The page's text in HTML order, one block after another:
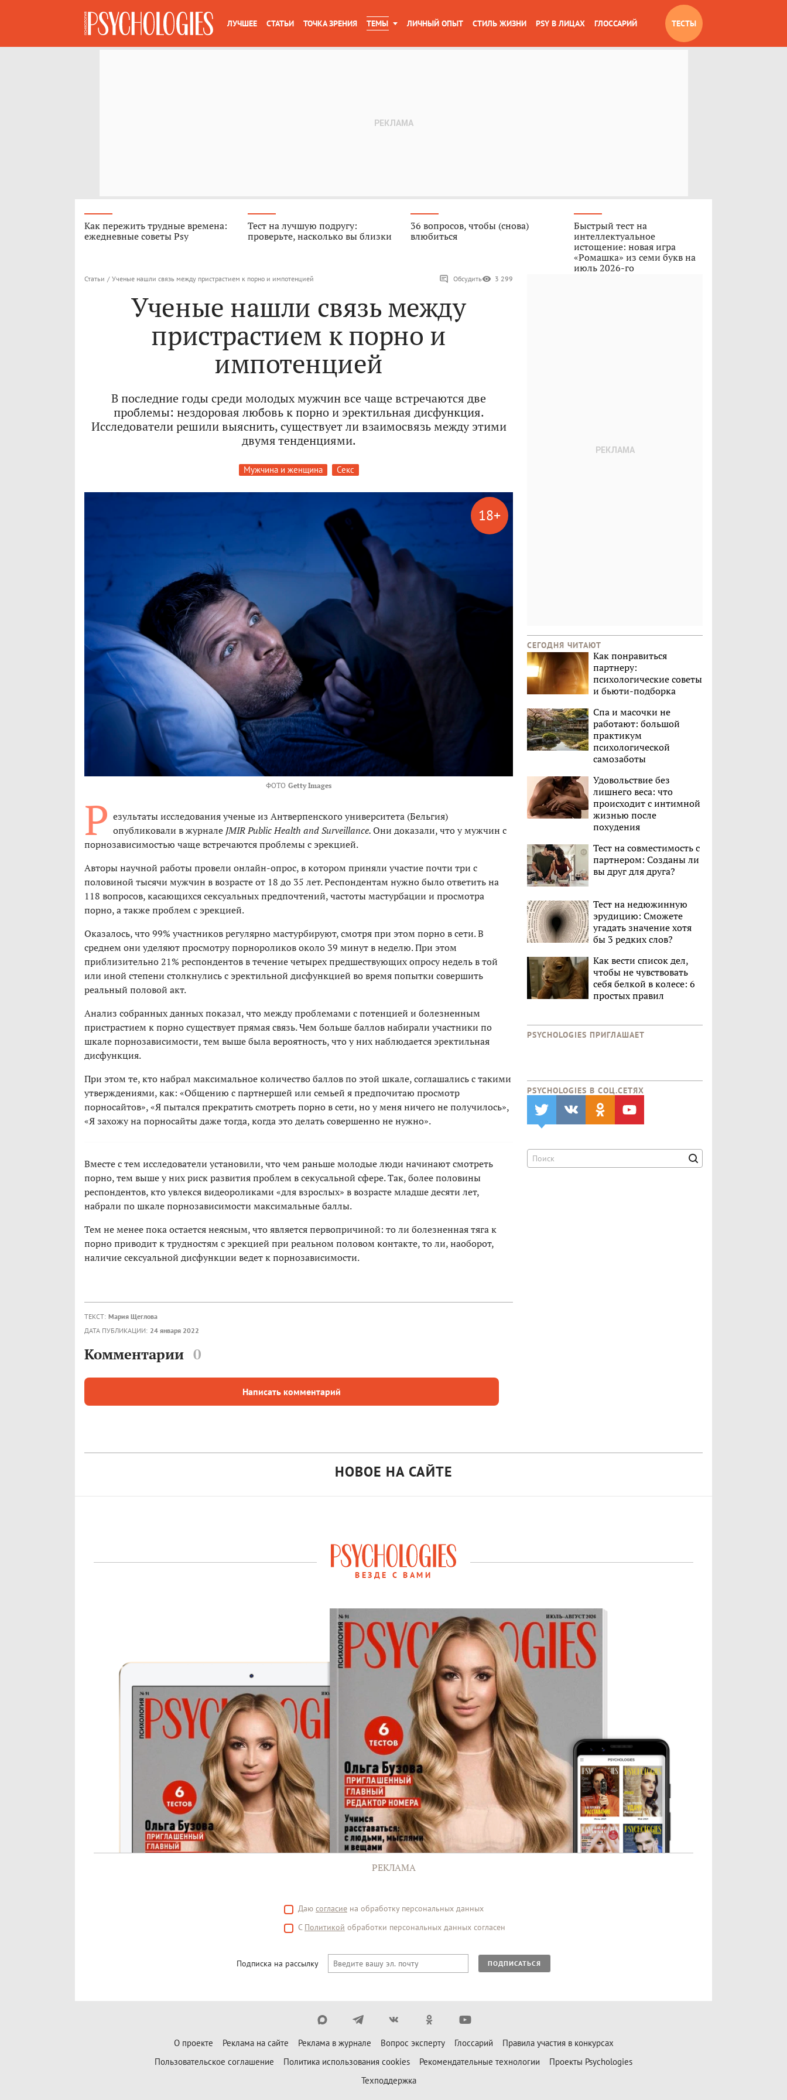
ЛУЧШЕЕ СТАТЬИ ТОЧКА ЗРЕНИЯ ТЕМЫ ЛИЧНЫЙ ОПЫТ СТИЛЬ ЖИЗНИ PSY В ЛИЦАХ ГЛОССАРИЙ ТЕСТЫ
Как пережить трудные времена:
ежедневные советы Psy
Тест на лучшую подругу:
проверьте, насколько вы близки
36 вопросов, чтобы (снова)
влюбиться
Быстрый тест на
интеллектуальное
истощение: новая игра
«Ромашка» из семи букв на
июль 2026-го
Статьи / Ученые нашли связь между пристрастием к порно и импотенцией Обсудить 3 299
Ученые нашли связь между
пристрастием к порно и
импотенцией
В последние годы среди молодых мужчин все чаще встречаются две
проблемы: нездоровая любовь к порно и эректильная дисфункция.
Исследователи решили выяснить, существует ли взаимосвязь между этими
двумя тенденциями.
Мужчина и женщина Секс
18+
ФОТО Getty Images
Р езультаты исследования ученые из Антверпенского университета (Бельгия)
опубликовали в журнале JMIR Public Health and Surveillance.Они доказали, что у мужчин с
порнозависимостью чаще встречаются проблемы с эрекцией.
Авторы научной работы провели онлайн-опрос, в котором приняли участие почти три с
половиной тысячи мужчин в возрасте от 18 до 35 лет. Респондентам нужно было ответить на
118 вопросов, касающихся сексуальных предпочтений, частоты мастурбации и просмотра
порно, а также проблем с эрекцией.
Оказалось, что 99% участников регулярно мастурбируют, смотря при этом порно в сети. В
среднем они уделяют просмотру порнороликов около 39 минут в неделю. При этом
приблизительно 21% респондентов в течение четырех предшествующих опросу недель в той
или иной степени столкнулись с эректильной дисфункцией во время попытки совершить
реальный половой акт.
Анализ собранных данных показал, что между проблемами с потенцией и болезненным
пристрастием к порно существует прямая связь. Чем больше баллов набирали участники по
шкале порнозависимости, тем выше была вероятность, что у них наблюдается эректильная
дисфункция.
При этом те, кто набрал максимальное количество баллов по этой шкале, соглашались с такими
утверждениями, как: «Общению с партнершей или семьей я предпочитаю просмотр
порносайтов», «Я пытался прекратить смотреть порно в сети, но у меня ничего не получилось»,
«Я захожу на порносайты даже тогда, когда это делать совершенно не нужно».
Вместе с тем исследователи установили, что чем раньше молодые люди начинают смотреть
порно, тем выше у них риск развития проблем в секусальной сфере. Так, более половины
респондентов, кто увлекся видеороликами «для взрослых» в возрасте младше десяти лет,
набрали по шкале порнозависимости максимальные баллы.
Тем не менее пока остается неясным, что является первопричиной: то ли болезненная тяга к
порно приводит к трудностям с эрекцией при реальном половом контакте, то ли, наоборот,
наличие сексуальной дисфункции ведет к порнозависимости.
ТЕКСТ: Мария Щеглова
ДАТА ПУБЛИКАЦИИ: 24 января 2022
Комментарии 0
Написать комментарий
СЕГОДНЯ ЧИТАЮТ
Как понравиться
партнеру:
психологические советы
и бьюти-подборка
Спа и масочки не
работают: большой
практикум
психологической
самозаботы
Удовольствие без
лишнего веса: что
происходит с интимной
жизнью после
похудения
Тест на совместимость с
партнером: Созданы ли
вы друг для друга?
Тест на недюжинную
эрудицию: Сможете
угадать значение хотя
бы 3 редких слов?
Как вести список дел,
чтобы не чувствовать
себя белкой в колесе: 6
простых правил
PSYCHOLOGIES ПРИГЛАШАЕТ
PSYCHOLOGIES В CОЦ.СЕТЯХ
НОВОЕ НА САЙТЕ
ВЕЗДЕ С ВАМИ
РЕКЛАМА
Даю согласие на обработку персональных данных
С Политикой обработки персональных данных согласен
Подписка на рассылку ПОДПИСАТЬСЯ
О проекте Реклама на сайте Реклама в журнале Вопрос эксперту Глоссарий
Правила участия в конкурсах
Пользовательское соглашение
Политика использования cookies Рекомендательные технологии
Проекты Psychologies
Техподдержка